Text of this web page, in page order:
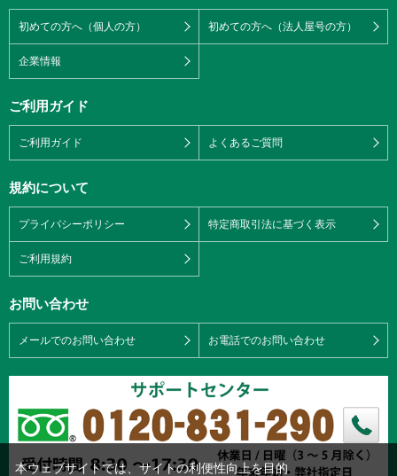
初めての方へ（個人の方） 初めての方へ（法人屋号の方）
企業情報
ご利用ガイド
ご利用ガイド よくあるご質問
規約について
プライバシーポリシー 特定商取引法に基づく表示
ご利用規約
お問い合わせ
メールでのお問い合わせ お電話でのお問い合わせ
本ウェブサイトでは、サイトの利便性向上を目的